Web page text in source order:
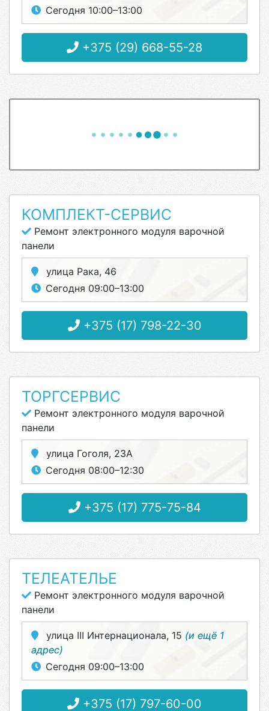
Сегодня 10:00–13:00
+375 (29) 668-55-28
КОМПЛЕКТ-СЕРВИС
Ремонт электронного модуля варочной
панели
улица Рака, 46
Сегодня 09:00–13:00
+375 (17) 798-22-30
ТОРГСЕРВИС
Ремонт электронного модуля варочной
панели
улица Гоголя, 23А
Сегодня 08:00–12:30
+375 (17) 775-75-84
ТЕЛЕАТЕЛЬЕ
Ремонт электронного модуля варочной
панели
улица III Интернационала, 15 (и ещё 1
адрес)
Сегодня 09:00–13:00
+375 (17) 797-60-00